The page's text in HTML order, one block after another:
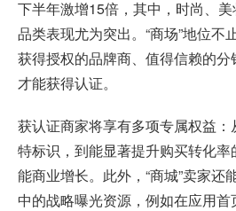
下半年激增15倍，其中，时尚、
品类表现尤为突出。“商场”地位不
获得授权的品牌商、值得信赖的
才能获得认证。
获认证商家将享有多项专属权益
特标识，到能显著提升购买转化
能商业增长。此外，“商城”卖家还
中的战略曝光资源，例如在应用